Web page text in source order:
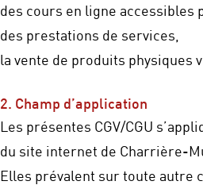
des cours en ligne accessibles
des prestations de services,
la vente de produits physiques
2. Champ d’application
Les présentes CGV/CGU
du site internet de Charrière-
Elles prévalent sur toute autre